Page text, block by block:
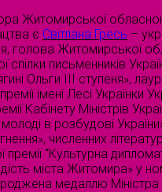
Житомирської обласної
є Світлана Гресь –
голова Житомирської
спілки письменників
Ольги III ступеня»,
імені Лесі Українки
Кабінету Міністрів
в розбудові
численних
премії “Культурна
міста Житомира» у
медаллю Міністра